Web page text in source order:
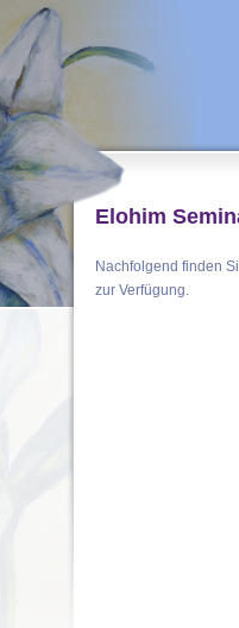
Elohim
Nachfolgend finden
zur Verfügung.